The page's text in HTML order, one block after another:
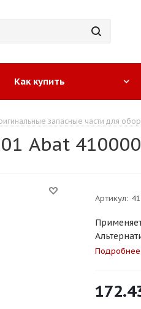
Как купить
запасные части для
Abat
Артикул:
Подробнее